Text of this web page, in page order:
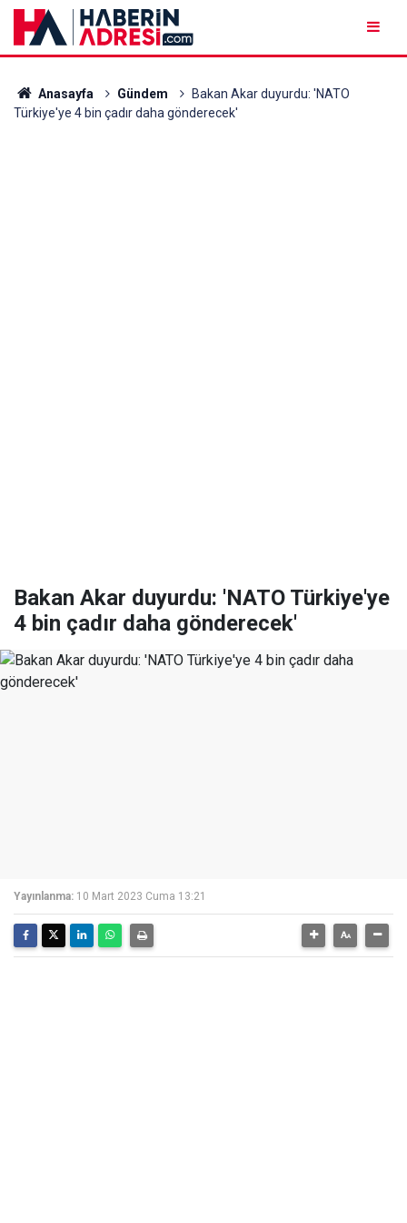
Anasayfa Gündem
Bakan Akar duyurdu: 'NATO
Türkiye'ye 4 bin çadır daha gönderecek'
Bakan Akar duyurdu: 'NATO Türkiye'ye
4 bin çadır daha gönderecek'
Yayınlanma: 10 Mart 2023 Cuma 13:21